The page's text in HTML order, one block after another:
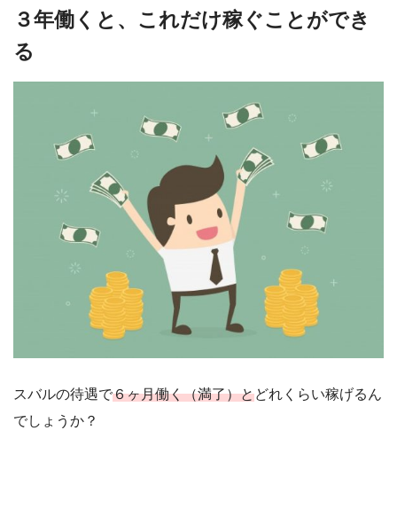
３年働くと、これだけ稼ぐことができ
る
スバルの待遇で６ヶ月働く（満了）とどれくらい稼げるん
でしょうか？